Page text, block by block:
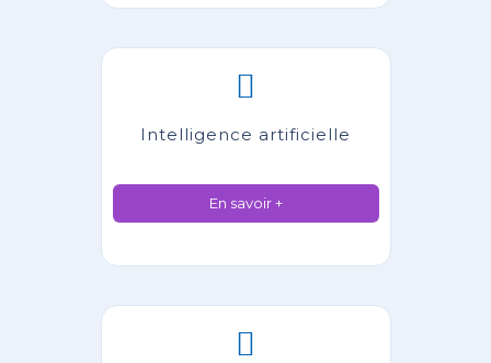
Intelligence artificielle
En savoir +